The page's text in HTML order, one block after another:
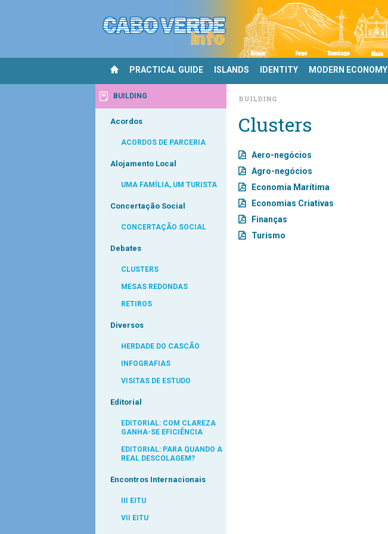
PRACTICAL GUIDE ISLANDS IDENTITY MODERN ECONOMY
BUILDING
Acordos
ACORDOS DE PARCERIA
Alojamento Local
UMA FAMÍLIA, UM TURISTA
Concertação Social
CONCERTAÇÃO SOCIAL
Debates
CLUSTERS
MESAS REDONDAS
RETIROS
Diversos
HERDADE DO CASCÃO
INFOGRAFIAS
VISITAS DE ESTUDO
Editorial
EDITORIAL: COM CLAREZA
GANHA-SE EFICIÊNCIA
EDITORIAL: PARA QUANDO A
REAL DESCOLAGEM?
Encontros Internacionais
III EITU
VII EITU
BUILDING
Clusters
Aero-negócios
Agro-negócios
Economia Marítima
Economias Criativas
Finanças
Turismo